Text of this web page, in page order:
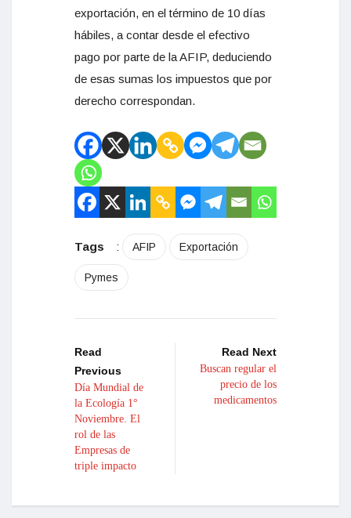
exportación, en el término de 10 días
hábiles, a contar desde el efectivo
pago por parte de la AFIP, deduciendo
de esas sumas los impuestos que por
derecho correspondan.
Tags : AFIP Exportación
Pymes
Read
Previous
Día Mundial de
la Ecología 1°
Noviembre. El
rol de las
Empresas de
triple impacto
Read Next
Buscan regular el
precio de los
medicamentos